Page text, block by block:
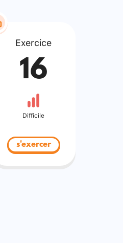
Exercice
16
Difficile
s'exercer